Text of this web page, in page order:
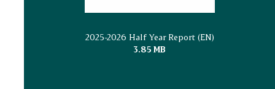
2025-2026 Half Year Report (EN)
3.85 MB